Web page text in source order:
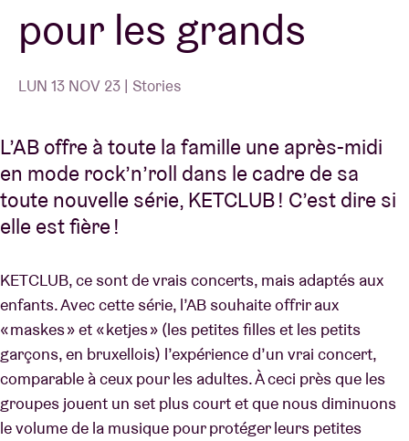
À propos de l'AB
Contact
pour les grands
LUN 13 NOV 23 | Stories
L’AB offre à toute la famille une après-midi
en mode rock’n’roll dans le cadre de sa
toute nouvelle série, KETCLUB ! C’est dire si
elle est fière !
KETCLUB, ce sont de vrais concerts, mais adaptés aux
enfants. Avec cette série, l’AB souhaite offrir aux
« maskes » et « ketjes » (les petites filles et les petits
garçons, en bruxellois) l’expérience d’un vrai concert,
comparable à ceux pour les adultes. À ceci près que les
groupes jouent un set plus court et que nous diminuons
le volume de la musique pour protéger leurs petites